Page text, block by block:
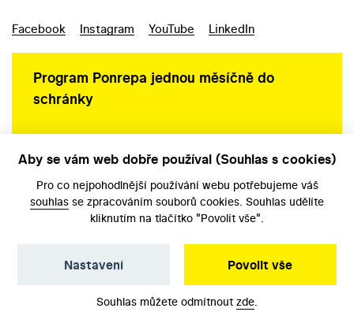
Facebook Instagram YouTube LinkedIn
Program Ponrepa jednou měsíčně do
schránky
Aby se vám web dobře používal (Souhlas s cookies)
Pro co nejpohodlnější používání webu potřebujeme váš
souhlas se zpracováním souborů cookies. Souhlas udělíte
kliknutím na tlačítko "Povolit vše".
Povolit vše
Nastavení
Souhlas můžete odmítnout zde